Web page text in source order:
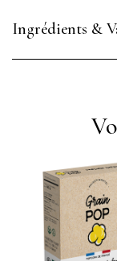
Ingrédients &